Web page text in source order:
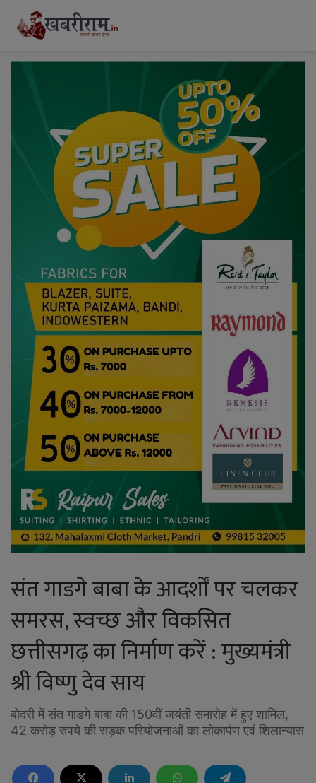
संत गाडगे बाबा के आदर्शों पर चलकर
समरस, स्वच्छ और विकसित
छत्तीसगढ़ का निर्माण करें : मुख्यमंत्री
श्री विष्णु देव साय
बोदरी में संत गाडगे बाबा की 150वीं जयंती समारोह में हुए शामिल,
42 करोड़ रुपये की सड़क परियोजनाओं का लोकार्पण एवं शिलान्यास